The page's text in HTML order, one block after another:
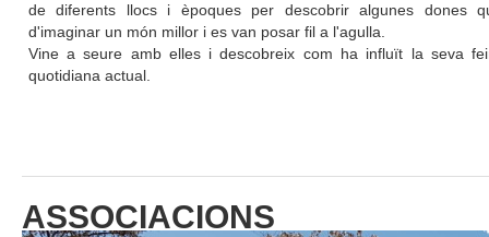
de diferents llocs i èpoques per descobrir algunes dones
d'imaginar un món millor i es van posar fil a l'agulla.
Vine a seure amb elles i descobreix com ha influït la seva
quotidiana actual.
ASSOCIACIONS